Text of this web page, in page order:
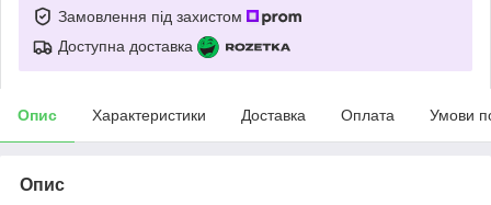
Замовлення під захистом
Доступна доставка
Опис Характеристики Доставка Оплата Умови
Опис